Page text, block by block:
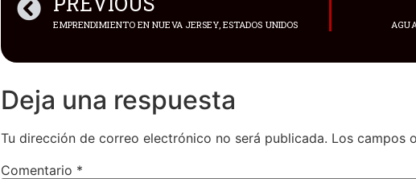
EMPRENDIMIENTO EN NUEVA JERSEY, ESTADOS UNIDOS
Deja una respuesta
Tu dirección de correo electrónico no será publicada. Los campos
Comentario *